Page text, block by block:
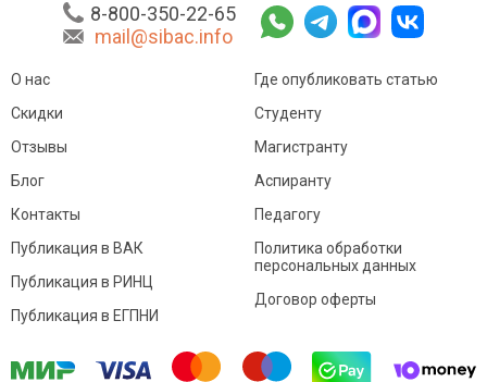
8-800-350-22-65
mail@sibac.info
О нас
Скидки
Отзывы
Блог
Контакты
Где опубликовать статью
Студенту
Магистранту
Аспиранту
Педагогу
Публикация в ВАК
Публикация в РИНЦ
Публикация в ЕГПНИ
Политика обработки
персональных данных
Договор оферты